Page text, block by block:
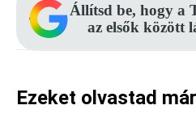
Állítsd be, hogy a
az elsők között
Ezeket olvastad